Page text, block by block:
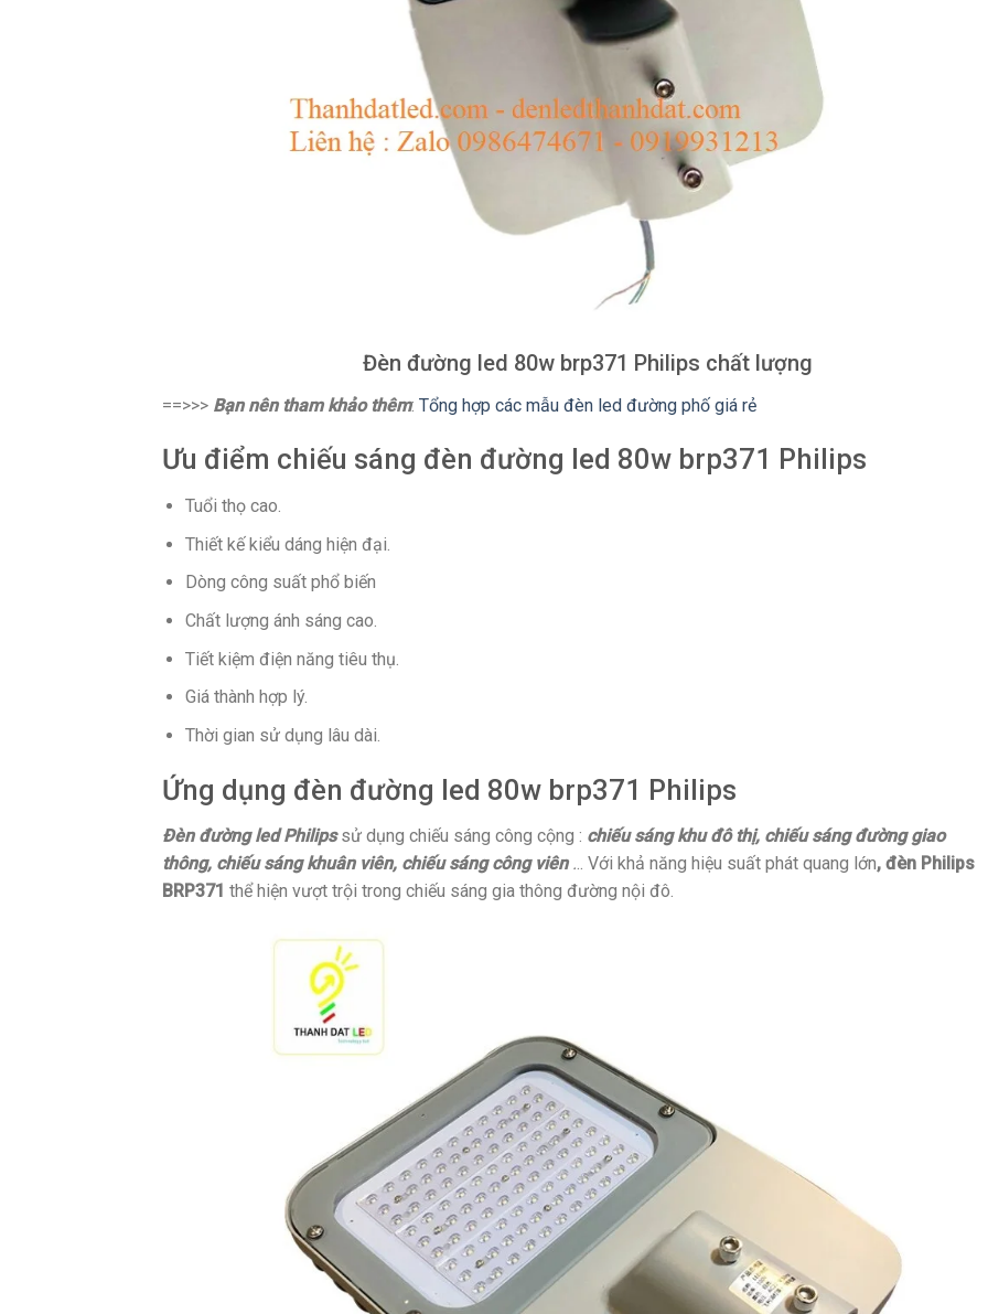
Đèn đường led 80w brp371 Philips chất lượng
==>>> Bạn nên tham khảo thêm: Tổng hợp các mẫu đèn led đường phố giá rẻ
Ưu điểm chiếu sáng đèn đường led 80w brp371 Philips
Tuổi thọ cao.
Thiết kế kiểu dáng hiện đại.
Dòng công suất phổ biến
Chất lượng ánh sáng cao.
Tiết kiệm điện năng tiêu thụ.
Giá thành hợp lý.
Thời gian sử dụng lâu dài.
Ứng dụng đèn đường led 80w brp371 Philips
Đèn đường led Philipssử dụng chiếu sáng công cộng : chiếu sáng khu đô thị, chiếu sáng đường giao
thông, chiếu sáng khuân viên, chiếu sáng công viên... Với khả năng hiệu suất phát quang lớn, đèn Philips
BRP371 thể hiện vượt trội trong chiếu sáng gia thông đường nội đô.